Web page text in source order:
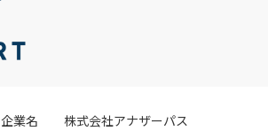
企業名
株式会社アナザーパス